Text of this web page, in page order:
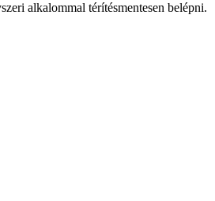
alkalommal térítésmentesen belépni.